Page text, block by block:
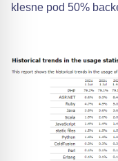
klesne pod 50%